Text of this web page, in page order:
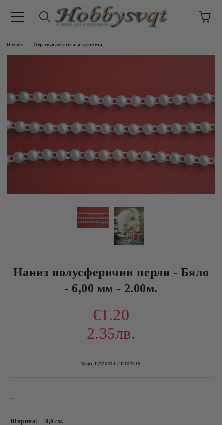
Начало Перли,камъчета и копчета
Наниз полусферични перли - Бяло
- 6,00 мм - 2.00м.
€1.20
2.35лв.
Код: ЕД20234 / E105918
..
Ширина: 0,6см.